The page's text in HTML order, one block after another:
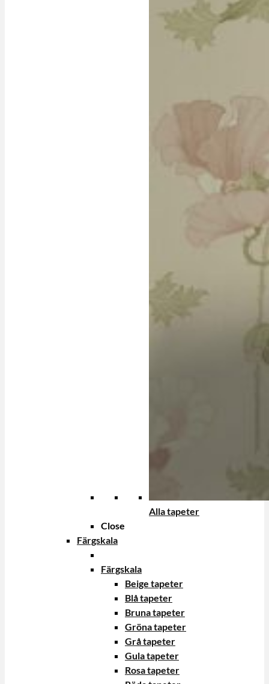
Alla tapeter
Close
Färgskala
Färgskala
Beige tapeter
Blå tapeter
Bruna tapeter
Gröna tapeter
Grå tapeter
Gula tapeter
Rosa tapeter